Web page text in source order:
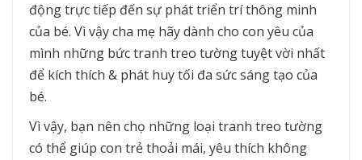
động trực tiếp đến sự phát triển trí thông minh
của bé. Vì vậy cha mẹ hãy dành cho con yêu của
mình những bức tranh treo tường tuyệt vời nhất
để kích thích & phát huy tối đa sức sáng tạo của
bé.
Vì vậy, bạn nên chọ những loại tranh treo tường
có thể giúp con trẻ thoải mái, yêu thích không